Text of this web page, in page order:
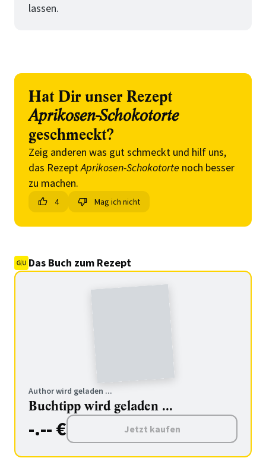
lassen.
Hat Dir unser Rezept
Aprikosen-Schokotorte
geschmeckt?
Zeig anderen was gut schmeckt und hilf uns,
das RezeptAprikosen-Schokotorte noch besser
zu machen.
4 Mag ich nicht
Das Buch zum Rezept
Author wird geladen ...
Buchtipp wird geladen ...
-.-- € Jetzt kaufen